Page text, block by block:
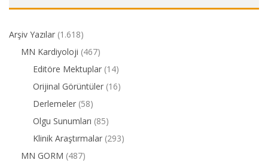
Arşiv Yazılar (1.618)
MN Kardiyoloji (467)
Editöre Mektuplar (14)
Orijinal Görüntüler (16)
Derlemeler (58)
Olgu Sunumları (85)
Klinik Araştırmalar (293)
MN GORM (487)